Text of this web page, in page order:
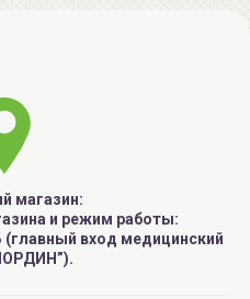
магазин:
и режим работы:
(главный вход медицинский